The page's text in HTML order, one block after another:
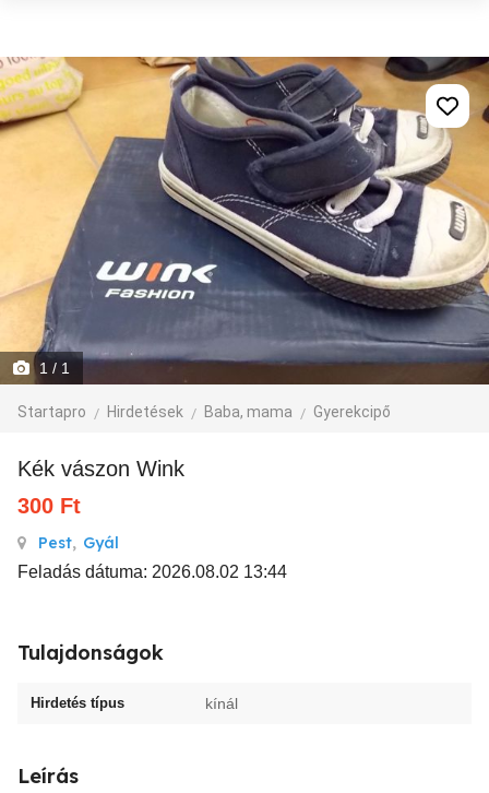
1 / 1
Startapro Hirdetések Baba, mama Gyerekcipő
Kék vászon Wink
300 Ft
Pest, Gyál
Feladás dátuma: 2026.08.02 13:44
Tulajdonságok
Hirdetés típus kínál
Leírás